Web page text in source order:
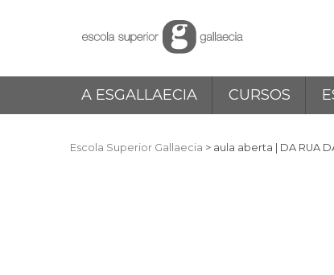
to
A ESGALLAECIA CURSOS
Escola Superior Gallaecia > aula aberta | DA RUA